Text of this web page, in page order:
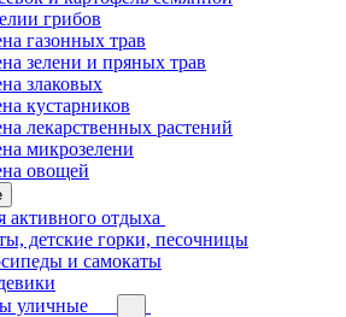
грибов
газонных трав
зелени и пряных трав
злаковых
кустарников
лекарственных растений
микрозелени
овощей
активного отдыха
детские горки, песочницы
и самокаты
уличные